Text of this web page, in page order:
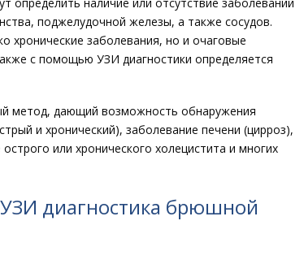
поджелудочной железы, а также сосудов.
заболевания, но и очаговые
с помощью УЗИ диагностики определяется
метод, дающий возможность обнаружения
и хронический), заболевание печени (цирроз),
или хронического холецистита и многих
диагностика брюшной